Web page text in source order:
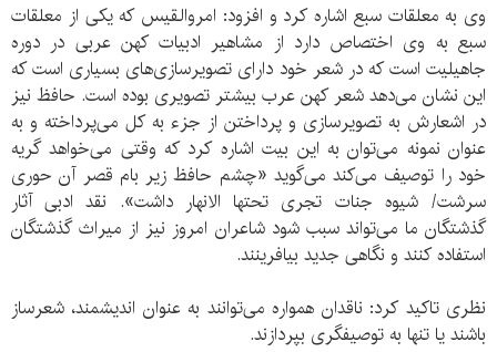
وی به معلقات سبع اشاره کرد و افزود: امرو‌القیس که یکی از معلقات
سبع به وی اختصاص دارد از مشاهیر ادبیات کهن عربی در دوره
جاهیلیت است که در شعر خود دارای تصویرسازی‌های بسیاری است که
این نشان می‌دهد شعر کهن عرب بیشتر تصویری بوده است. حافظ نیز
در اشعارش به تصویرسازی و پرداختن از جزء به کل می‌پرداخته و به
عنوان نمونه می‌توان به این بیت اشاره کرد که وقتی می‌خواهد گریه
خود را توصیف می‌کند می‌گوید «چشم حافظ زیر بام قصر آن حوری
سرشت/ شیوه جنات تجری تحتها الانهار داشت». نقد ادبی آثار
گذشتگان ما می‌تواند سبب شود شاعران امروز نیز از میراث گذشتگان
استفاده کنند و نگاهی جدید بیافرینند.
نظری تاکید کرد: ناقدان همواره می‌توانند به عنوان اندیشمند، شعرساز
باشند یا تنها به توصیفگری بپردازند.